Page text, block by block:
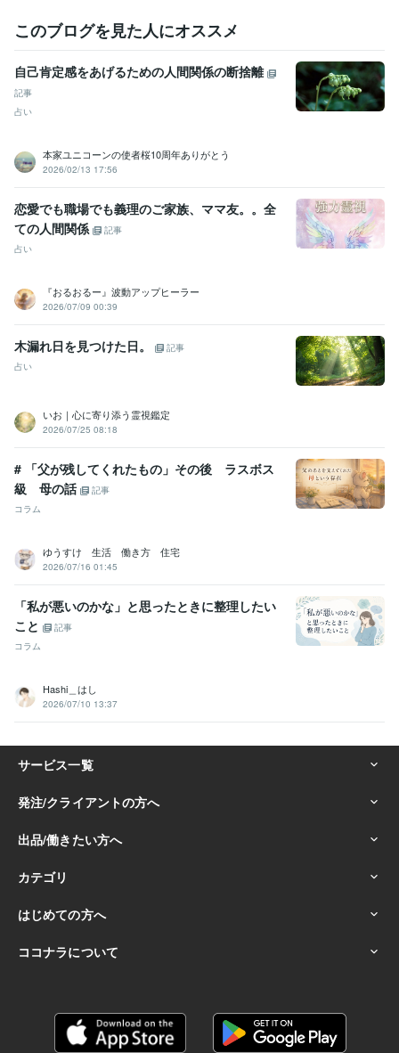
住宅関連 2017年3月 ~ 2018年9月
自動車関連 2016年5月 ~ 2017年12月 2018年2月 ~ 2018年6月 2
018年8月 ~ 2020年5月
建設関連 2020年7月 ~ 2021年2月 2021年5月 ~ 現在
スト オンライン似合う髪型診断アドバイザー
スト ココナラプラチナランクに昇格
資格・検定
インテリアコーディネーター 取得年 : 2010年
宅地建物取引士（旧 宅地建物取引主任者） 取得年 : 2021年
パーソナルカラーアナリスト
ビジネス・クリエイティブツール
Excel:10年PowerPoint:10年Word:10年Canva:1年
得意分野
悩み相談・カウンセリング
学歴
公立高等学校 1986年3月 ~ 1990年2月
このブログを見た人にオススメ
自己肯定感をあげるための人間関係の断捨離
記事
占い
本家ユニコーンの使者桜10周年ありがとう
2026/02/13 17:56
恋愛でも職場でも義理のご家族、ママ友。。全
ての人間関係
記事
占い
『おるおるー』波動アップヒーラー
2026/07/09 00:39
木漏れ日を見つけた日。
記事
占い
いお｜心に寄り添う霊視鑑定
2026/07/25 08:18
# 「父が残してくれたもの」その後 ラスボス
級 母の話
記事
コラム
ゆうすけ 生活 働き方 住宅
2026/07/16 01:45
「私が悪いのかな」と思ったときに整理したい
こと
記事
コラム
Hashi＿はし
2026/07/10 13:37